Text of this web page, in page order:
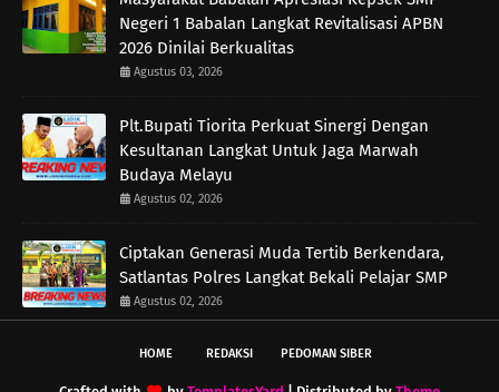
Negeri 1 Babalan Langkat Revitalisasi APBN
2026 Dinilai Berkualitas
Agustus 03, 2026
Plt.Bupati Tiorita Perkuat Sinergi Dengan
Kesultanan Langkat Untuk Jaga Marwah
Budaya Melayu
Agustus 02, 2026
Ciptakan Generasi Muda Tertib Berkendara,
Satlantas Polres Langkat Bekali Pelajar SMP
Agustus 02, 2026
HOME REDAKSI PEDOMAN SIBER